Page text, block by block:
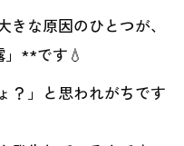
な原因のひとつが、
**です💧
？」と思われがちです